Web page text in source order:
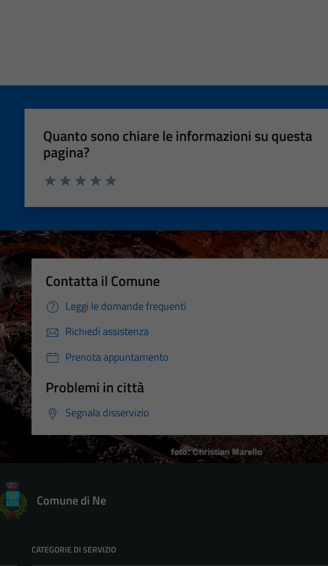
Quanto sono chiare le informazioni su questa
pagina?
Contatta il Comune
Leggi le domande frequenti
Richiedi assistenza
Prenota appuntamento
Problemi in città
Segnala disservizio
Comune di Ne
CATEGORIE DI SERVIZIO